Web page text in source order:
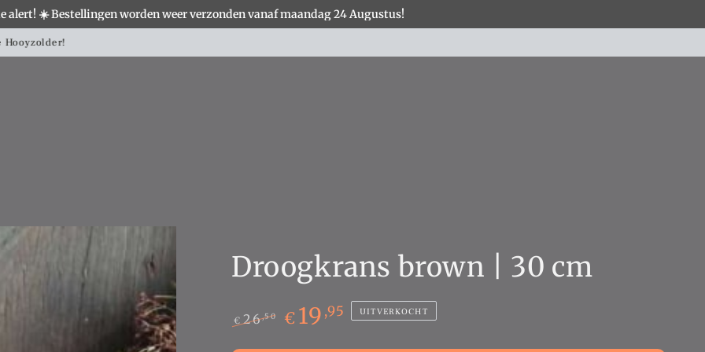
alert! ☀️ Bestellingen worden weer verzonden vanaf maandag 24 Augustus!
WOONACCESSOIRES VERLICHTING MEUBELS COLLECTIES
Droogkrans brown | 30 cm
€ 26,50 € 19 ,95 UITVERKOCHT